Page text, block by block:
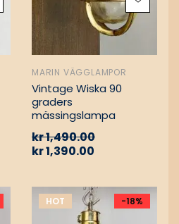
MARIN VÄGGLAMPOR
Vintage Wiska 90
graders
mässingslampa
kr1,490.00
kr1,390.00
HOT -18%